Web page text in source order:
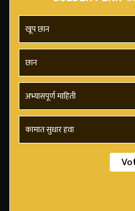
खूप छान
छान
अभ्यासपूर्ण माहिती
कामात सुधार हवा